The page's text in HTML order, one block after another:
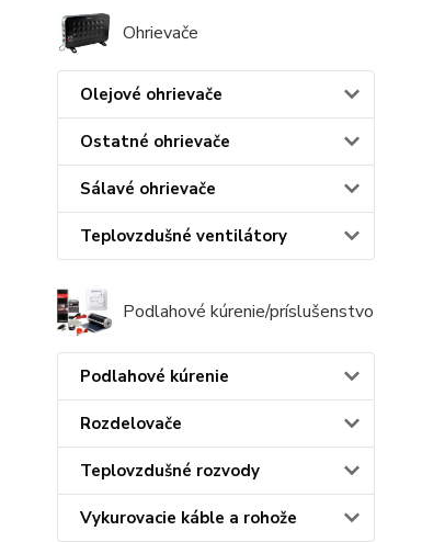
Ohrievače
Olejové ohrievače
Ostatné ohrievače
Sálavé ohrievače
Teplovzdušné ventilátory
Podlahové kúrenie/príslušenstvo
Podlahové kúrenie
Rozdelovače
Teplovzdušné rozvody
Vykurovacie káble a rohože